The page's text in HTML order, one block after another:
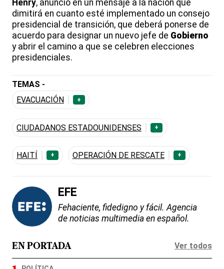
Henry, anunció en un mensaje a la nación que
dimitirá en cuanto esté implementado un consejo
presidencial de transición, que deberá ponerse de
acuerdo para designar un nuevo jefe de Gobierno
y abrir el camino a que se celebren elecciones
presidenciales.
TEMAS -
EVACUACIÓN
+
CIUDADANOS ESTADOUNIDENSES +
HAITÍ + OPERACIÓN DE RESCATE +
EFE
Fehaciente, fidedigno y fácil. Agencia
de noticias multimedia en español.
EN PORTADA Ver todos